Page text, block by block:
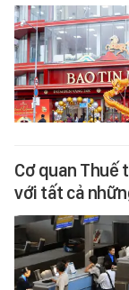
Cơ quan Thuế
với tất cả